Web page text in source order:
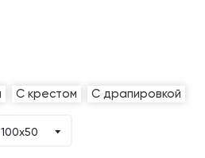
С крестом С драпировкой
100х50